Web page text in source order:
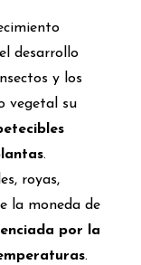
desarrollo
y los
vegetal su
.
royas,
la moneda de
por la
.